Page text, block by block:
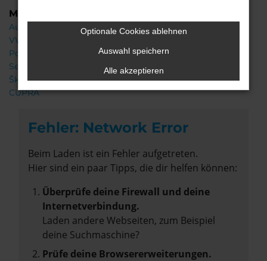
Marken
Audi
VW
Porsche
Seat
Škoda
CUPRA
Fehler: Network Error
Beim Laden ist ein Fehler aufgetreten.
Hier sind ein paar Tipps, die dir helfen können:
Überprüfe deine Firewall und deine
Internetverbindung.
Laden andere Webseiten, zum Beispiel
deine Suchmaschine?
Prüfe deine Browsererweiterungen.
Optionale Cookies ablehnen
Auswahl speichern
Alle akzeptieren